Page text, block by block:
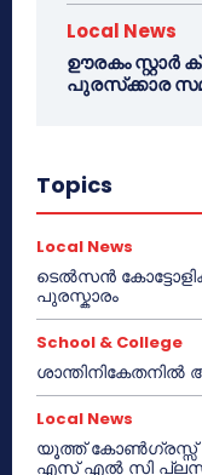
Local News
ഊരകം സ്റ്റാർ
പുരസ്‌ക്കാര
Topics
Local News
ടെൽസൻ
പുരസ്കാരം
School & College
ശാന്തിനികേതനിൽ
Local News
യൂത്ത് കോൺഗ്രസ്സ്
എസ് എൽ സി പ്ലസ്